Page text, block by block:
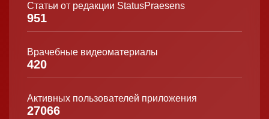
Статьи от редакции StatusPraesens
951
Врачебные видеоматериалы
420
Активных пользователей приложения
27066